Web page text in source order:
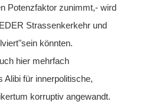
Potenzfaktor zunimmt,- wird
Strassenkerkehr und
könnten.
hier mehrfach
Alibi für innerpolitische,
korruptiv angewandt.